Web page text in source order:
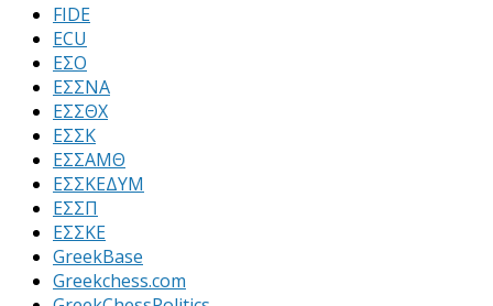
FIDE
ECU
ΕΣΟ
ΕΣΣΝΑ
ΕΣΣΘΧ
ΕΣΣΚ
ΕΣΣΑΜΘ
ΕΣΣΚΕΔΥΜ
ΕΣΣΠ
ΕΣΣΚΕ
GreekBase
Greekchess.com